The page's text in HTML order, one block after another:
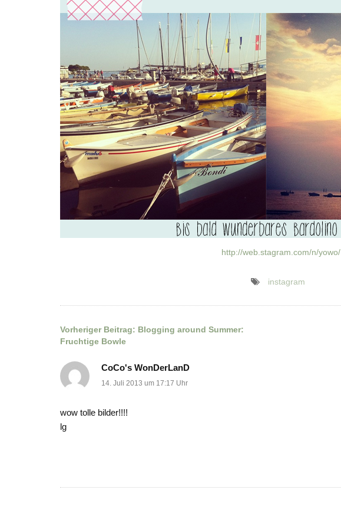
http://web.stagram.com/n/yowo/
instagram
Beitragsnavigation
Vorheriger Beitrag: Blogging around Summer:
Fruchtige Bowle
CoCo's WonDerLanD
14. Juli 2013 um 17:17 Uhr
wow tolle bilder!!!!
lg